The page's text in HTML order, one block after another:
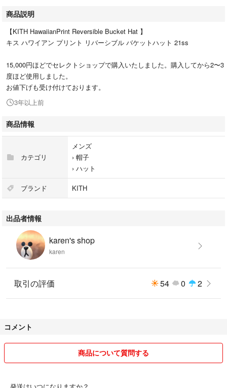
商品説明
【KITH HawaiianPrint Reversible Bucket Hat 】
キス ハワイアン プリント リバーシブル バケットハット 21ss
15,000円ほどでセレクトショップで購入いたしました。購入してから2〜3
度ほど使用しました。
お値下げも受け付けております。
3年以上前
商品情報
カテゴリ
メンズ
› 帽子
› ハット
ブランド KITH
出品者情報
karen's shop
karen
取引の評価 54 0 2
コメント
商品について質問する
発送はいつになりますか？